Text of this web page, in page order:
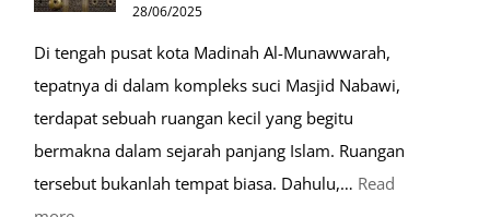
Sehari-
hari
28/06/2025
Di tengah pusat kota Madinah Al-Munawwarah,
tepatnya di dalam kompleks suci Masjid Nabawi,
terdapat sebuah ruangan kecil yang begitu
bermakna dalam sejarah panjang Islam. Ruangan
tersebut bukanlah tempat biasa. Dahulu,… Read